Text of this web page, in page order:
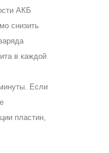
АКБ
снизить
в каждой
Если
пластин,